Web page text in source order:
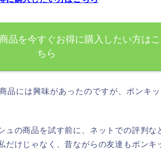
品を今すぐお得に購入したい方はこ
ちら
品には興味があったのですが、ボンキ
ュの商品を試す前に、ネットでの評判な
だけじゃなく、昔ながらの友達もボンキ